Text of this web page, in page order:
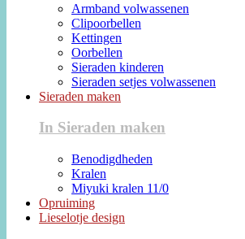
Armband volwassenen
Clipoorbellen
Kettingen
Oorbellen
Sieraden kinderen
Sieraden setjes volwassenen
Sieraden maken
In Sieraden maken
Benodigdheden
Kralen
Miyuki kralen 11/0
Opruiming
Lieselotje design